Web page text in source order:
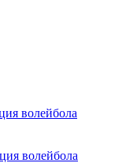
волейбола
волейбола